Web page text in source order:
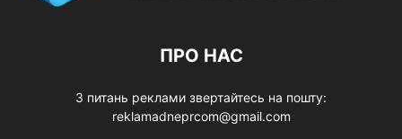
ПРО НАС
З питань реклами звертайтесь на пошту:
reklamadneprcom@gmail.com